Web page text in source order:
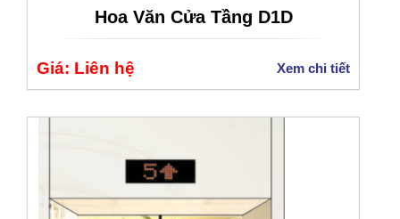
Hoa Văn Cửa Tầng D1D
Giá: Liên hệ Xem chi tiết